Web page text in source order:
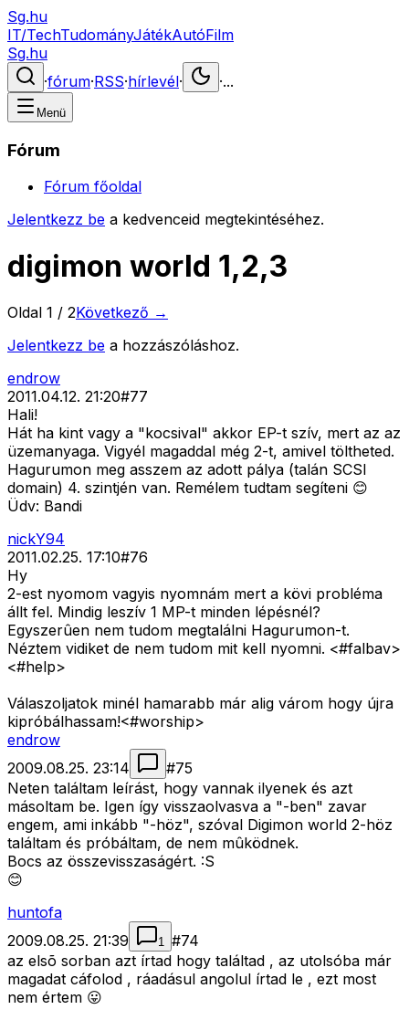
Sg.hu
IT/TechTudományJátékAutóFilm
Sg.hu
·fórum·RSS·hírlevél· ·...
Menü
Fórum
Fórum főoldal
Jelentkezz be a kedvenceid megtekintéséhez.
digimon world 1,2,3
Oldal 1 / 2Következő →
Jelentkezz be a hozzászóláshoz.
endrow
2011.04.12. 21:20#77
Hali!
Hát ha kint vagy a "kocsival" akkor EP-t szív, mert az az
üzemanyaga. Vigyél magaddal még 2-t, amivel töltheted.
Hagurumon meg asszem az adott pálya (talán SCSI
domain) 4. szintjén van. Remélem tudtam segíteni 😊
Üdv: Bandi
nickY94
2011.02.25. 17:10#76
Hy
2-est nyomom vagyis nyomnám mert a kövi probléma
állt fel. Mindig leszív 1 MP-t minden lépésnél?
Egyszerûen nem tudom megtalálni Hagurumon-t.
Néztem vidiket de nem tudom mit kell nyomni. <#falbav>
<#help>
Válaszoljatok minél hamarabb már alig várom hogy újra
kipróbálhassam!<#worship>
endrow
2009.08.25. 23:14
#75
Neten találtam leírást, hogy vannak ilyenek és azt
másoltam be. Igen így visszaolvasva a "-ben" zavar
engem, ami inkább "-höz", szóval Digimon world 2-höz
találtam és próbáltam, de nem mûködnek.
Bocs az összevisszaságért. :S
😊
huntofa
2009.08.25. 21:39
1 #74
az elsõ sorban azt írtad hogy találtad , az utolsóba már
magadat cáfolod , ráadásul angolul írtad le , ezt most
nem értem 😛